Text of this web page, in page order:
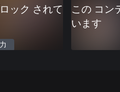
ック されて
この コン
います